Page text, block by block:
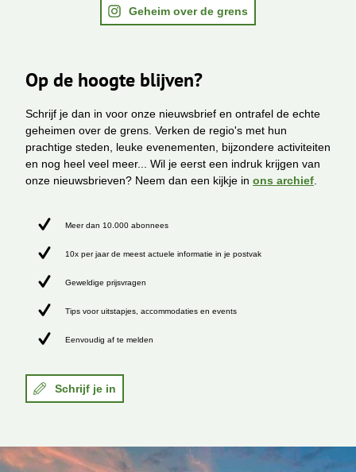
Geheim over de grens
Op de hoogte blijven?
Schrijf je dan in voor onze nieuwsbrief en ontrafel de echte
geheimen over de grens. Verken de regio's met hun
prachtige steden, leuke evenementen, bijzondere activiteiten
en nog heel veel meer... Wil je eerst een indruk krijgen van
onze nieuwsbrieven? Neem dan een kijkje in ons archief.
Meer dan 10.000 abonnees
10x per jaar de meest actuele informatie in je postvak
Geweldige prijsvragen
Tips voor uitstapjes, accommodaties en events
Eenvoudig af te melden
Schrijf je in